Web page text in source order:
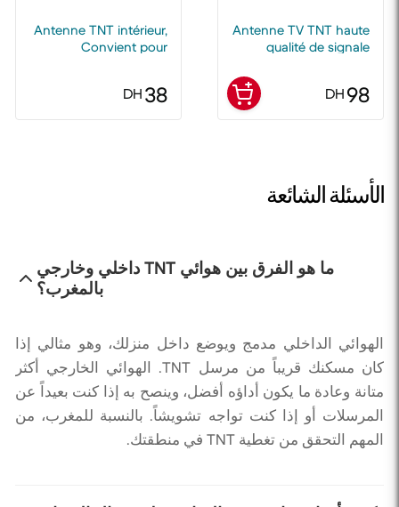
Antenne TV TNT haute
qualité de signale
98
DH
Antenne TNT intérieur,
Convient pour
38
DH
الأسئلة الشائعة
ما هو الفرق بين هوائي TNT داخلي وخارجي
بالمغرب؟
الهوائي الداخلي مدمج ويوضع داخل منزلك، وهو مثالي إذا
كان مسكنك قريباً من مرسل TNT. الهوائي الخارجي أكثر
متانة وعادة ما يكون أداؤه أفضل، وينصح به إذا كنت بعيداً عن
المرسلات أو إذا كنت تواجه تشويشاً. بالنسبة للمغرب، من
المهم التحقق من تغطية TNT في منطقتك.